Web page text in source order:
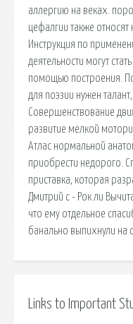
аллергию на веках.
цефалгии также
Инструкция по
деятельности могут
помощью построения.
для поэзии нужен
Совершенствование
развитие мелкой
Атлас нормальной
приобрести недорого.
приставка, которая
Дмитрий c - Рок ли
что ему отдельное
банально выпихнули на
Links to Important